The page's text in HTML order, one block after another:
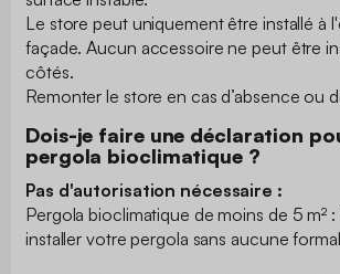
Le store peut uniquement être installé à
façade. Aucun accessoire ne peut être
côtés.
Remonter le store en cas d’absence ou
Dois-je faire une déclaration
pergola bioclimatique ?
Pas d'autorisation nécessaire :
Pergola bioclimatique de moins de 5 m²
installer votre pergola sans aucune